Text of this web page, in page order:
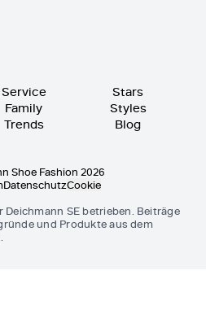
Service
Family
Trends
Stars
Styles
Blog
Shoe Fashion 2026
DatenschutzCookie
SE betrieben. Beiträge
und Produkte aus dem